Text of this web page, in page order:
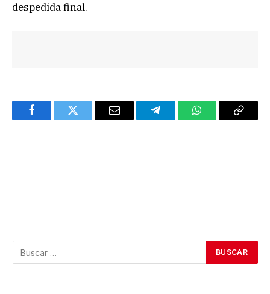
despedida final.
FacebookTwitter Email TelegramWhatsAppCopy